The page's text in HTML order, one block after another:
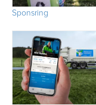
Sponsring